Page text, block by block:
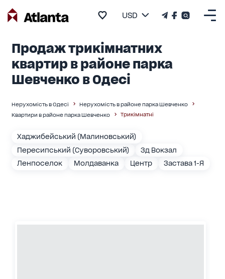
USD
Продаж трикімнатних
квартир в районе парка
Шевченко в Одесі
Нерухомість в Одесі
Нерухомість в районе парка Шевченко
Квартири в районе парка Шевченко
Трикімнатні
Хаджибейський (Малиновський)
Пересипський (Суворовський)
Зд Вокзал
Ленпоселок
Молдаванка Центр Застава 1-Я